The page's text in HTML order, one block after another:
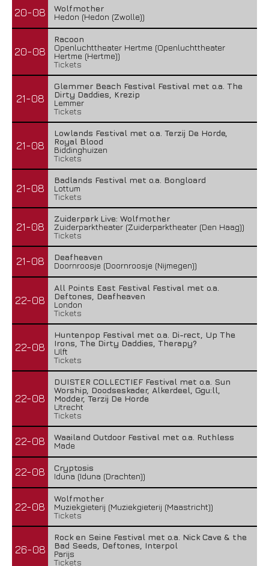
20-08
Wolfmother
Hedon (Hedon (Zwolle))
20-08
Racoon
Openluchttheater Hertme (Openluchttheater
Hertme (Hertme))
Tickets
21-08
Glemmer Beach Festival Festival met o.a. The
Dirty Daddies, Krezip
Lemmer
Tickets
21-08
Lowlands Festival met o.a. Terzij De Horde,
Royal Blood
Biddinghuizen
Tickets
21-08
Badlands Festival met o.a. Bongloard
Lottum
Tickets
21-08
Zuiderpark Live: Wolfmother
Zuiderparktheater (Zuiderparktheater (Den Haag))
Tickets
21-08
Deafheaven
Doornroosje (Doornroosje (Nijmegen))
22-08
All Points East Festival Festival met o.a.
Deftones, Deafheaven
London
Tickets
22-08
Huntenpop Festival met o.a. Di-rect, Up The
Irons, The Dirty Daddies, Therapy?
Ulft
Tickets
22-08
DUISTER COLLECTIEF Festival met o.a. Sun
Worship, Doodseskader, Alkerdeel, Ggu:ll,
Modder, Terzij De Horde
Utrecht
Tickets
22-08
Waailand Outdoor Festival met o.a. Ruthless
Made
22-08
Cryptosis
Iduna (Iduna (Drachten))
22-08
Wolfmother
Muziekgieterij (Muziekgieterij (Maastricht))
Tickets
26-08
Rock en Seine Festival met o.a. Nick Cave & the
Bad Seeds, Deftones, Interpol
Parijs
Tickets